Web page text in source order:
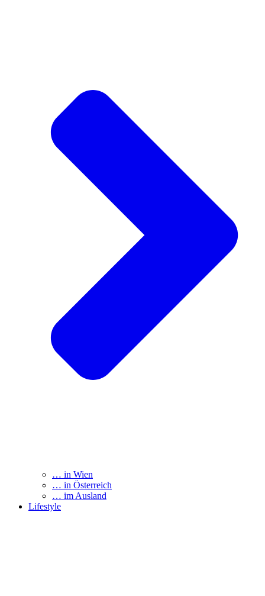
… in Wien
… in Österreich
… im Ausland
Lifestyle